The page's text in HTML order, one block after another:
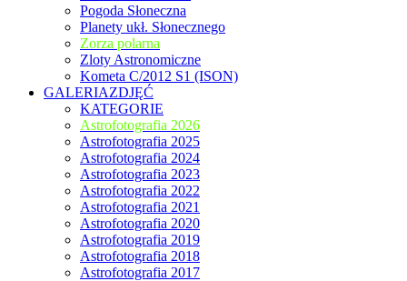
Pogoda Słoneczna
Planety ukł. Słonecznego
Zorza polarna
Zloty Astronomiczne
Kometa C/2012 S1 (ISON)
GALERIAZDJĘĆ
KATEGORIE
Astrofotografia 2026
Astrofotografia 2025
Astrofotografia 2024
Astrofotografia 2023
Astrofotografia 2022
Astrofotografia 2021
Astrofotografia 2020
Astrofotografia 2019
Astrofotografia 2018
Astrofotografia 2017